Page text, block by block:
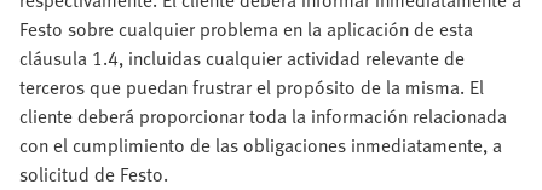
Festo sobre cualquier problema en la aplicación de esta
cláusula 1.4, incluidas cualquier actividad relevante de
terceros que puedan frustrar el propósito de la misma. El
cliente deberá proporcionar toda la información relacionada
con el cumplimiento de las obligaciones inmediatamente, a
solicitud de Festo.